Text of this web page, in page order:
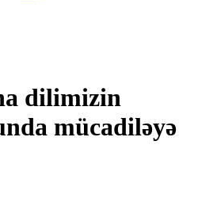
dilimizin
mücadiləyə